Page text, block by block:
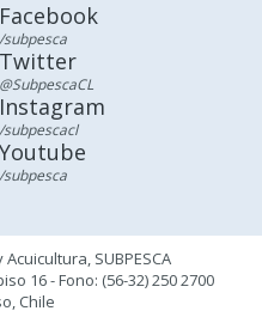
Facebook
/subpesca
Twitter
@SubpescaCL
Instagram
/subpescacl
Youtube
/subpesca
SUBPESCA
16 - Fono: (56-32) 250 2700
Chile